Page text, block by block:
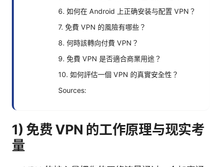
6. 如何在 Android 上正确安装与配置 VPN？
7. 免費 VPN 的風險有哪些？
8. 何時該轉向付費 VPN？
9. 免費 VPN 是否適合商業用途？
10. 如何評估一個 VPN 的真實安全性？
Sources:
1) 免费 VPN 的工作原理与现实考
量